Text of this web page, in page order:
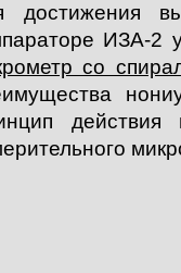
достижения
ИЗА-2
со
действия